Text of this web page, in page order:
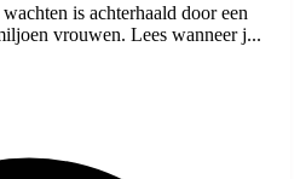
is achterhaald door een
vrouwen. Lees wanneer j...